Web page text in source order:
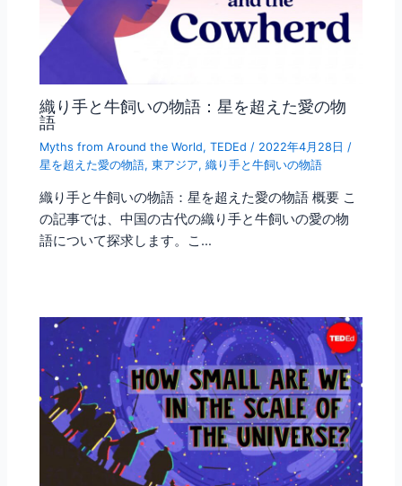
織り手と牛飼いの物語：星を超えた愛の物
語
Myths from Around the World,TEDEd / 2022年4月28日 /
星を超えた愛の物語,東アジア,織り手と牛飼いの物語
織り手と牛飼いの物語：星を超えた愛の物語 概要 こ
の記事では、中国の古代の織り手と牛飼いの愛の物
語について探求します。こ…